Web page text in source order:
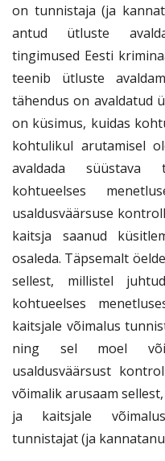
on tunnistaja (ja
antud ütluste
tingimused Eesti
teenib ütluste
tähendus on avaldatud
on küsimus, kuidas
kohtulikul arutamisel
avaldada süüstava
kohtueelses
usaldusväärsuse
kaitsja saanud
osaleda. Täpsemalt
sellest, millistel
kohtueelses
kaitsjale võimalus
ning sel moel
usaldusväärsust
võimalik arusaam
ja kaitsjale
tunnistajat (ja